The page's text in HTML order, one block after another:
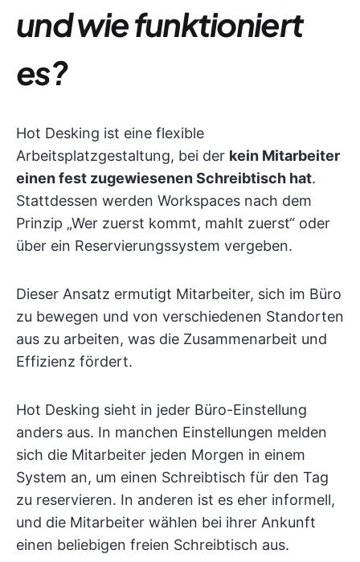
und wie funktioniert
es?
Hot Desking ist eine flexible
Arbeitsplatzgestaltung, bei der kein Mitarbeiter
einen fest zugewiesenen Schreibtisch hat.
Stattdessen werden Workspaces nach dem
Prinzip „Wer zuerst kommt, mahlt zuerst“ oder
über ein Reservierungssystem vergeben.
Dieser Ansatz ermutigt Mitarbeiter, sich im Büro
zu bewegen und von verschiedenen Standorten
aus zu arbeiten, was die Zusammenarbeit und
Effizienz fördert.
Hot Desking sieht in jeder Büro-Einstellung
anders aus. In manchen Einstellungen melden
sich die Mitarbeiter jeden Morgen in einem
System an, um einen Schreibtisch für den Tag
zu reservieren. In anderen ist es eher informell,
und die Mitarbeiter wählen bei ihrer Ankunft
einen beliebigen freien Schreibtisch aus.